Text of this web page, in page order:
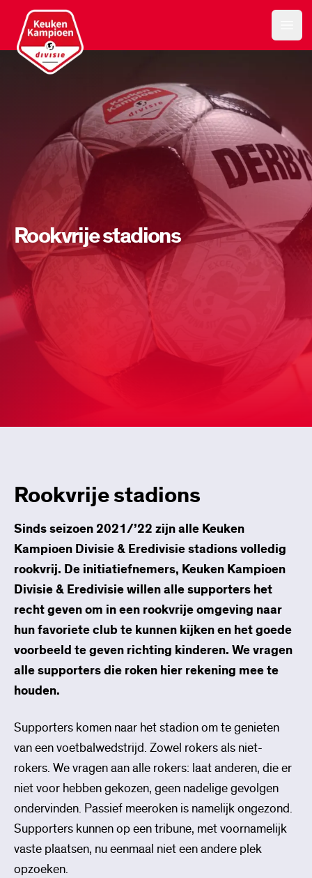
Keuken Kampioen Divisie
Rookvrije stadions
Rookvrije stadions
Sinds seizoen 2021/’22 zijn alle Keuken
Kampioen Divisie & Eredivisie stadions volledig
rookvrij. De initiatiefnemers, Keuken Kampioen
Divisie & Eredivisie willen alle supporters het
recht geven om in een rookvrije omgeving naar
hun favoriete club te kunnen kijken en het goede
voorbeeld te geven richting kinderen. We vragen
alle supporters die roken hier rekening mee te
houden.
Supporters komen naar het stadion om te genieten
van een voetbalwedstrijd. Zowel rokers als niet-
rokers. We vragen aan alle rokers: laat anderen, die er
niet voor hebben gekozen, geen nadelige gevolgen
ondervinden. Passief meeroken is namelijk ongezond.
Supporters kunnen op een tribune, met voornamelijk
vaste plaatsen, nu eenmaal niet een andere plek
opzoeken.